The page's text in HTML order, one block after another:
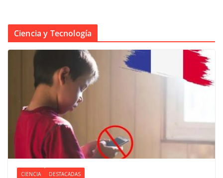
Ciencia y Tecnología
CIENCIA DESTACADAS